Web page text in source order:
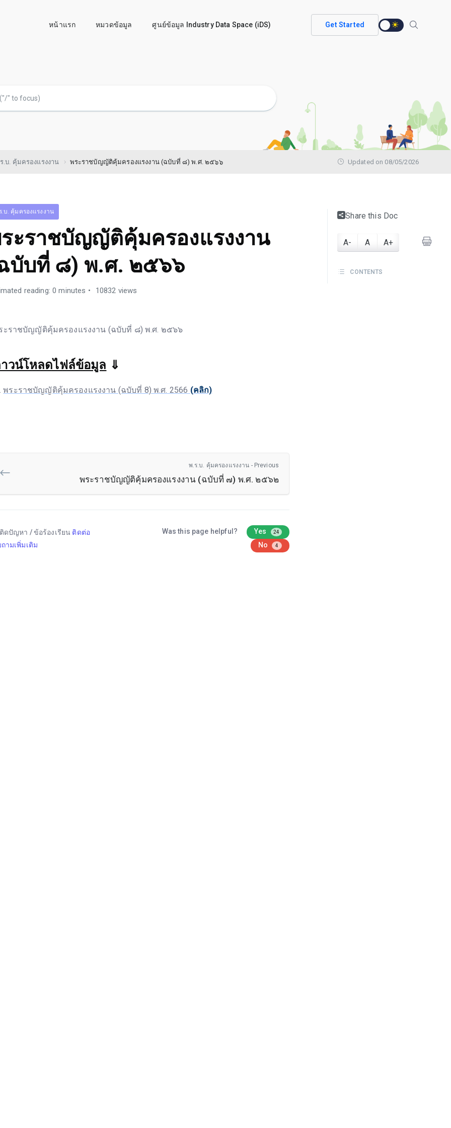
หน้าแรก หมวดข้อมูล ศูนย์ข้อมูล Industry Data Space (iDS) Get Started
.บ. คุ้มครองแรงงาน พระราชบัญญัติคุ้มครองแรงงาน (ฉบับที่ ๘) พ.ศ. ๒๕๖๖ Updated on 08/05/2026
.บ. คุ้มครองแรงงาน
ะราชบัญญัติคุ้มครองแรงงาน
บับที่ ๘) พ.ศ. ๒๕๖๖
reading: 0 minutes 10832 views
ะราชบัญญัติคุ้มครองแรงงาน (ฉบับที่ ๘) พ.ศ. ๒๕๖๖
วน์โหลดไฟล์ข้อมูล ⇓
พระราชบัญญัติคุ้มครองแรงงาน (ฉบับที่ 8) พ.ศ. 2566 (คลิก)
พ.ร.บ. คุ้มครองแรงงาน - Previous
พระราชบัญญัติคุ้มครองแรงงาน (ฉบับที่ ๗) พ.ศ. ๒๕๖๒
ติดปัญหา / ข้อร้องเรียน ติดต่อ
ามเพิ่มเติม
Was this page helpful? Yes 24
No 4
Share this Doc
A- A A+
CONTENTS